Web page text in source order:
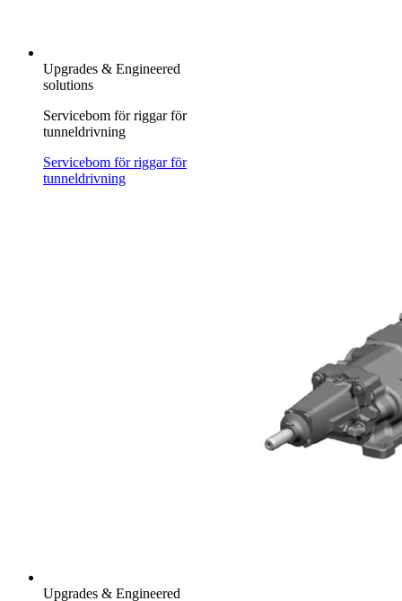
Upgrades & Engineered
solutions
Servicebom för riggar för
tunneldrivning
Servicebom för riggar för
tunneldrivning
Upgrades & Engineered